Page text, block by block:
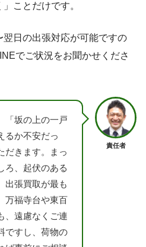
ことだけです。
翌日の出張対応が可能ですの
でご状況をお聞かせくださ
責任者
「坂の上の一戸
るか不安だっ
だきます。まっ
ろ、起伏のある
出張買取が最も
万福寺台や東百
、遠慮なくご連
ですし、荷物の